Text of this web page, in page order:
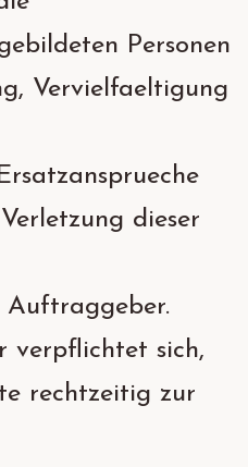
Personen
Vervielfaeltigung
dieser
verpflichtet sich,
rechtzeitig zur